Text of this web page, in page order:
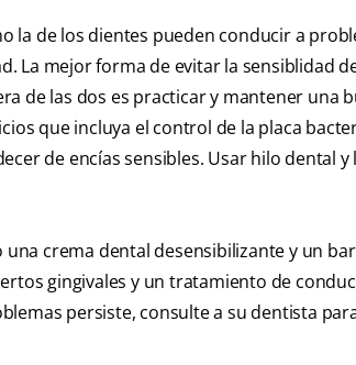
la de los dientes pueden conducir a
La mejor forma de evitar la sensiblidad
de las dos es practicar y mantener una
que incluya el control de la placa
de encías sensibles. Usar hilo dental
crema dental desensibilizante y un
gingivales y un tratamiento de
persiste, consulte a su dentista